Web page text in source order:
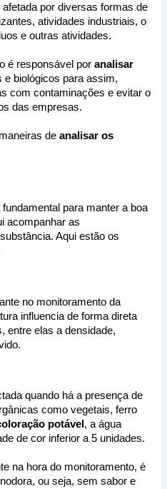
por diversas formas de
atividades industriais, o
e outras atividades.
é responsável por analisar
biológicos para assim,
com contaminações e evitar o
das empresas.
de analisar os
para manter a boa
acompanhar as
Aqui estão os
no monitoramento da
influencia de forma direta
entre elas a densidade,
quando há a presença de
como vegetais, ferro
potável , a água
de cor inferior a 5 unidades.
na hora do monitoramento, é
ou seja, sem sabor e